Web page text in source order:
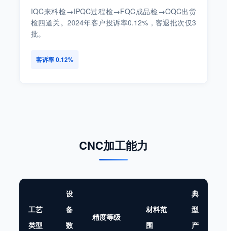
IQC来料检→IPQC过程检→FQC成品检→OQC出货
检四道关。2024年客户投诉率0.12%，客退批次仅3
批。
客诉率 0.12%
CNC加工能力
工艺
类型
设
备
数
精度等级
材料范
围
典
型
产